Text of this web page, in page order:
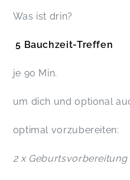
Was ist drin?
5 Bauchzeit-Treffen
je 90 Min.
um dich und optional
optimal vorzubereiten:
2 x Geburtsvorbereitung